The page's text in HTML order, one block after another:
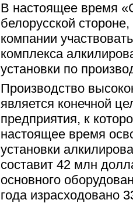
В настоящее время
белорусской
компании
комплекса
установки по
Производство
является конечной
предприятия, к
настоящее время
установки
составит 42 млн
основного
года израсходовано